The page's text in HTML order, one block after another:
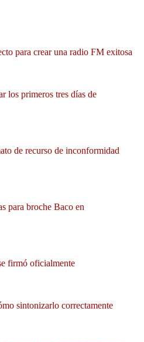
para crear una radio FM exitosa
los primeros tres días de
de recurso de inconformidad
para broche Baco en
firmó oficialmente
sintonizarlo correctamente